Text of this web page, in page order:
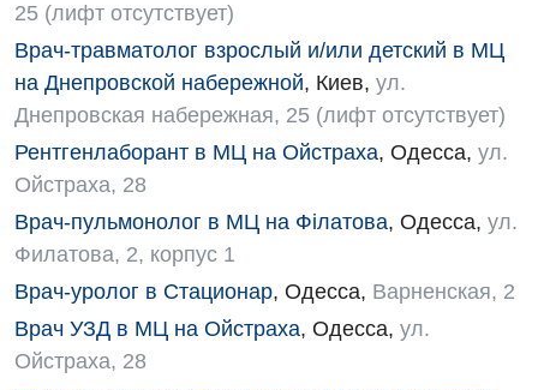
25 (лифт отсутствует)
Врач-травматолог взрослый и/или детский в МЦ
на Днепровской набережной, Киев, ул.
Днепровская набережная, 25 (лифт отсутствует)
Рентгенлаборант в МЦ на Ойстраха, Одесса, ул.
Ойстраха, 28
Врач-пульмонолог в МЦ на Філатова, Одесса, ул.
Филатова, 2, корпус 1
Врач-уролог в Стационар, Одесса, Варненская, 2
Врач УЗД в МЦ на Ойстраха, Одесса, ул.
Ойстраха, 28